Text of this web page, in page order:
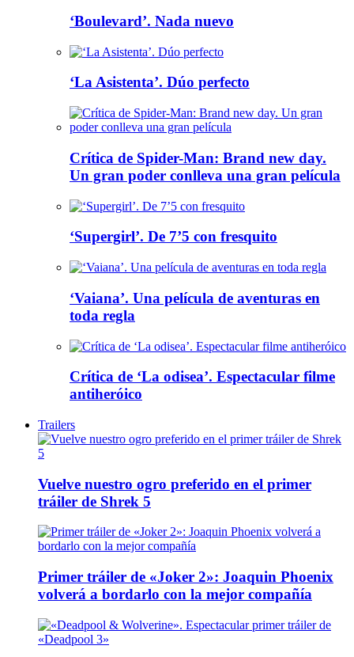
‘Boulevard’. Nada nuevo
‘La Asistenta’. Dúo perfecto
Crítica de Spider-Man: Brand new day.
Un gran poder conlleva una gran película
‘Supergirl’. De 7’5 con fresquito
‘Vaiana’. Una película de aventuras en
toda regla
Crítica de ‘La odisea’. Espectacular filme
antiheróico
Trailers
Vuelve nuestro ogro preferido en el primer
tráiler de Shrek 5
Primer tráiler de «Joker 2»: Joaquin Phoenix
volverá a bordarlo con la mejor compañía